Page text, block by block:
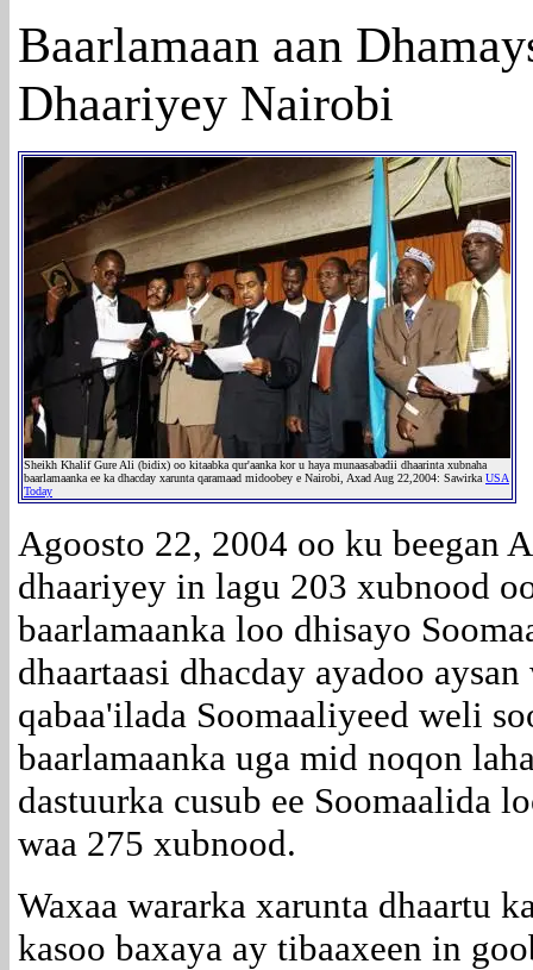
Baarlamaan aan
Dhaariyey Nairobi
Sheikh Khalif Gure Ali (bidix) oo kitaabka qur'aanka kor u haya munaasabadii dhaarinta xubnaha
baarlamaanka ee ka dhacday xarunta qaramaad midoobey e Nairobi, Axad Aug 22,2004: Sawirka USA
Today
Agoosto 22, 2004 oo ku beegan
dhaariyey in lagu 203 xubnood
baarlamaanka loo dhisayo
dhaartaasi dhacday ayadoo
qabaa'ilada Soomaaliyeed weli
baarlamaanka uga mid noqon
dastuurka cusub ee Soomaalida
waa 275 xubnood.
Waxaa wararka xarunta dhaartu
kasoo baxaya ay tibaaxeen in